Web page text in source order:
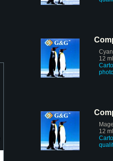
Cyan
12 ml
12 ml